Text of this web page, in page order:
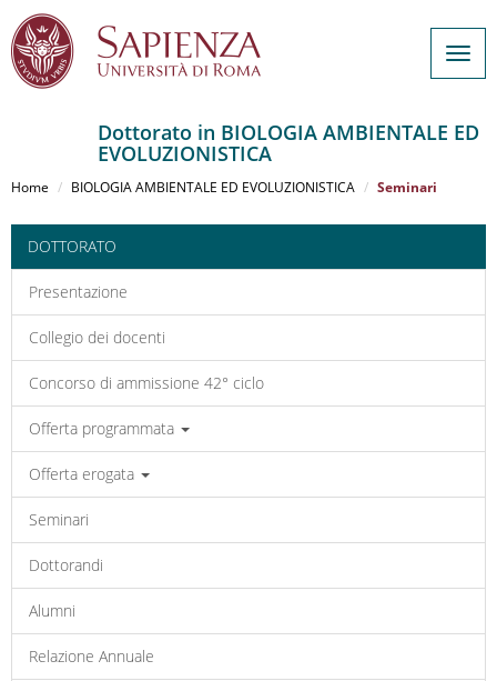
al
principale
Dottorato in BIOLOGIA AMBIENTALE ED
EVOLUZIONISTICA
Home BIOLOGIA AMBIENTALE ED EVOLUZIONISTICA Seminari
DOTTORATO
Presentazione
Collegio dei docenti
Concorso di ammissione 42° ciclo
Offerta programmata
Offerta erogata
Seminari
Dottorandi
Alumni
Relazione Annuale